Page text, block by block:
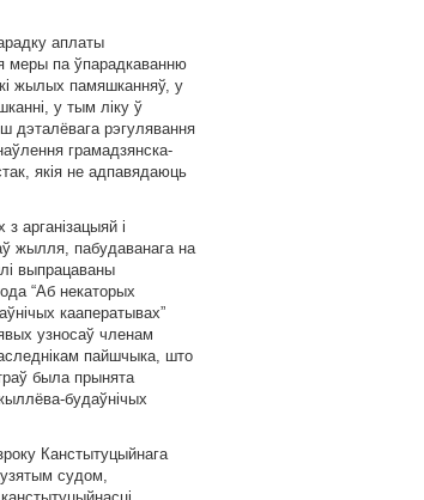
аплаты
меры па ўпарадкаванню
жылых памяшканняў, у
у тым лiку ў
дэталёвага рэгулявання
грамадзянска-
якiя не адпавядаюць
з арганiзацыяй i
жылля, пабудаванага на
выпрацаваны
“Аб некаторых
кааператывах”
узносаў членам
пайшчыка, што
была прынята
будаўнiчых
Канстытуцыйнага
судом,